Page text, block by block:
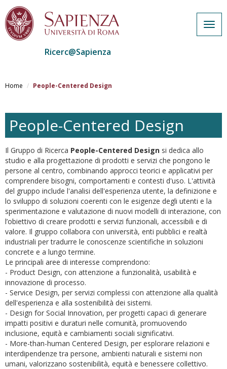
al
Ricerc@Sapienza
Home People-Centered Design
People-Centered Design
Il Gruppo di Ricerca People-Centered Design si dedica allo
studio e alla progettazione di prodotti e servizi che pongono le
persone al centro, combinando approcci teorici e applicativi per
comprendere bisogni, comportamenti e contesti d'uso. L'attività
del gruppo include l'analisi dell'esperienza utente, la definizione e
lo sviluppo di soluzioni coerenti con le esigenze degli utenti e la
sperimentazione e valutazione di nuovi modelli di interazione, con
l’obiettivo di creare prodotti e servizi funzionali, accessibili e di
valore. Il gruppo collabora con università, enti pubblici e realtà
industriali per tradurre le conoscenze scientifiche in soluzioni
concrete e a lungo termine.
Le principali aree di interesse comprendono:
- Product Design, con attenzione a funzionalità, usabilità e
innovazione di processo.
- Service Design, per servizi complessi con attenzione alla qualità
dell'esperienza e alla sostenibilità dei sistemi.
- Design for Social Innovation, per progetti capaci di generare
impatti positivi e duraturi nelle comunità, promuovendo
inclusione, equità e cambiamenti sociali significativi.
- More-than-human Centered Design, per esplorare relazioni e
interdipendenze tra persone, ambienti naturali e sistemi non
umani, valorizzano sostenibilità, equità e benessere collettivo.